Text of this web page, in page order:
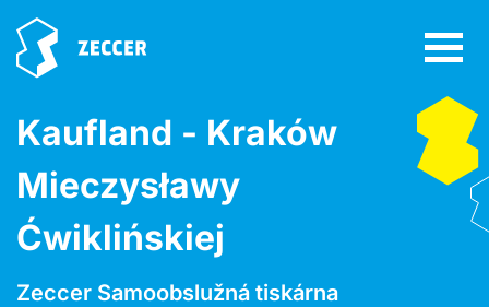
Kaufland - Kraków
Mieczysławy
Ćwiklińskiej
Zeccer Samoobslužná tiskárna